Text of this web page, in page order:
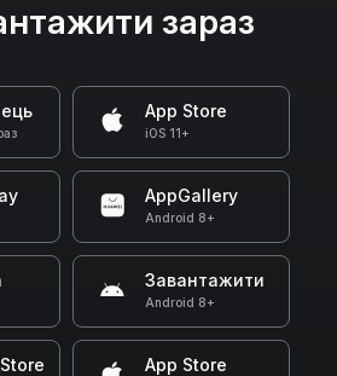
зараз
App Store
iOS 11+
AppGallery
Android 8+
Завантажити
Android 8+
App Store